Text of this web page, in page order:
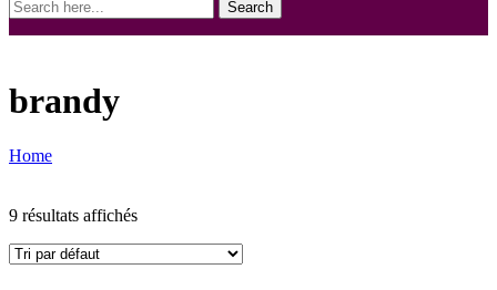
Search
brandy
Home
9 résultats affichés